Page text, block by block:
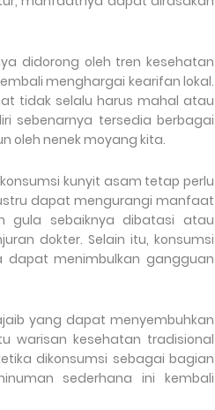
didorong oleh tren kesehatan
menghargai kearifan lokal.
tidak selalu harus mahal atau
sebenarnya tersedia berbagai
oleh nenek moyang kita.
kunyit asam tetap perlu
dapat mengurangi manfaat
gula sebaiknya dibatasi atau
dokter. Selain itu, konsumsi
dapat menimbulkan gangguan
yang dapat menyembuhkan
warisan kesehatan tradisional
dikonsumsi sebagai bagian
sederhana ini kembali